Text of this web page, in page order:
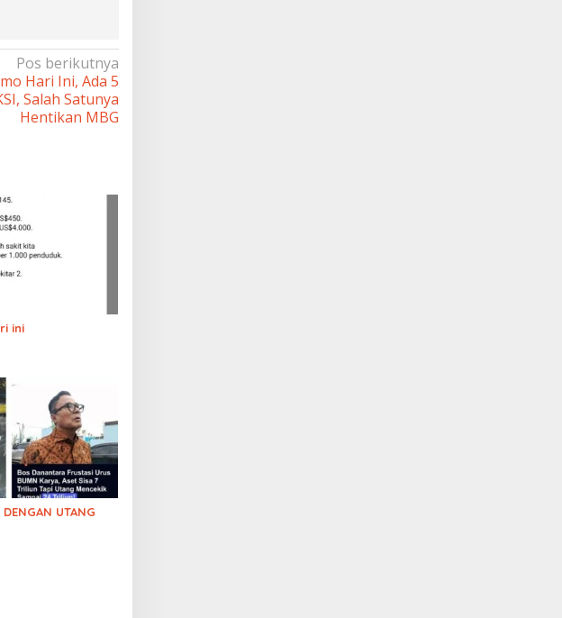
Pos berikutnya
Hari Ini, Ada 5
Salah Satunya
Hentikan MBG
ini
UTANG